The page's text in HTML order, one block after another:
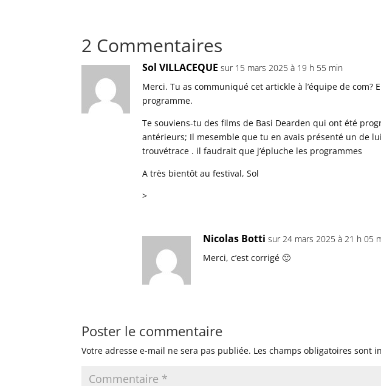
2 Commentaires
Sol VILLACEQUE sur 15 mars 2025 à 19 h 55 min
Merci. Tu as communiqué cet artickle à l’équipe de com?
programme.
Te souviens-tu des films de Basi Dearden qui ont été
antérieurs; Il mesemble que tu en avais présenté un de
trouvétrace . il faudrait que j’épluche les programmes
A très bientôt au festival, Sol
>
Nicolas Botti sur 24 mars 2025 à 21 h 05
Merci, c’est corrigé 🙂
Poster le commentaire
Votre adresse e-mail ne sera pas publiée. Les champs obligatoires sont